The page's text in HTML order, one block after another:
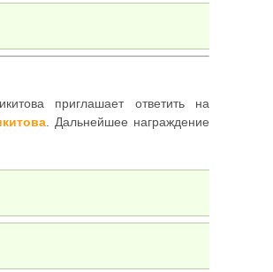
приглашает ответить на
. Дальнейшее награждение